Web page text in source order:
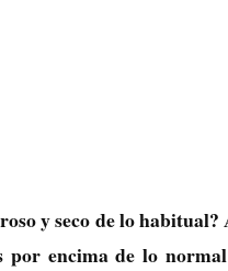
y seco de lo
por encima de lo